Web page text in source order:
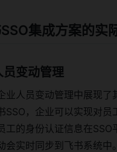
集成方案的实
员变动管理
业人员变动管理中展现了
SSO，企业可以实现对员
工的身份认证信息在SSO
会实时同步到飞书系统中